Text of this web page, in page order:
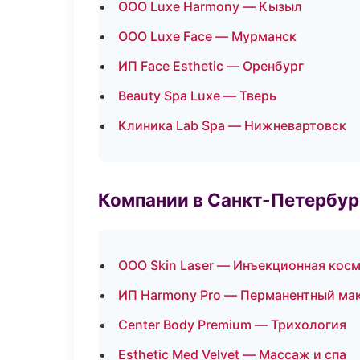
ООО Luxe Harmony — Кызыл
ООО Luxe Face — Мурманск
ИП Face Esthetic — Оренбург
Beauty Spa Luxe — Тверь
Клиника Lab Spa — Нижневартовск
Компании в Санкт-
ООО Skin Laser — Инъекционная
ИП Harmony Pro — Перманентный
Center Body Premium — Трихология
Esthetic Med Velvet — Массаж и спа